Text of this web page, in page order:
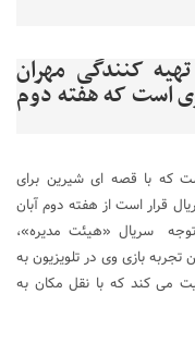
کنندگی مهران
است که هفته دوم
که با قصه ای شیرین برای
قرار است از هفته دوم آبان
سریال «هیئت مدیره»،
بازی وی در تلویزیون به
می کند که با نقل مکان به